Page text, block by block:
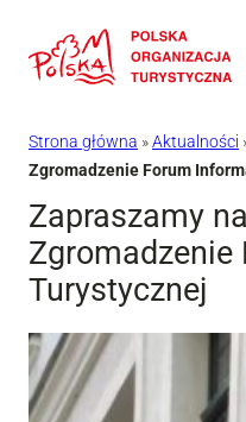
do
Strona główna »Aktualności
Zgromadzenie Forum
Zapraszamy
Zgromadzenie
Turystycznej